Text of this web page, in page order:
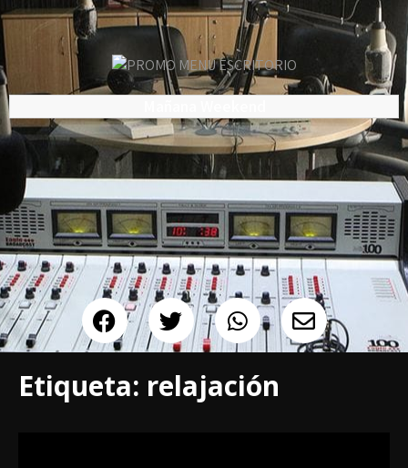
Etiqueta: relajación